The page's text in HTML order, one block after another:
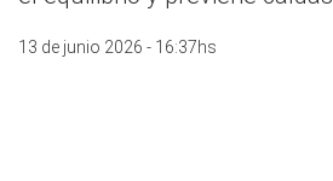
13 de junio 2026 - 16:37hs